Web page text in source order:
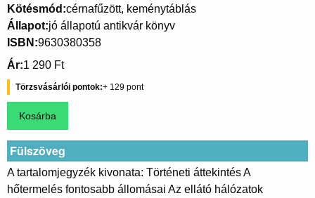
Kötésmód cérnafűzött, keménytáblás
Állapot jó állapotú antikvár könyv
ISBN 9630380358
Ár 1 290 Ft
Törzsvásárlói pontok 129
Fülszöveg
A tartalomjegyzék kivonata: Történeti áttekintés A
hőtermelés fontosabb állomásai Az ellátó hálózatok